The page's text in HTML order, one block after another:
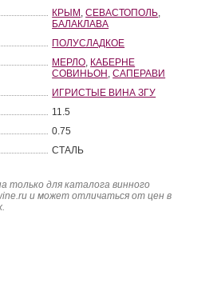
КРЫМ ,СЕВАСТОПОЛЬ
БАЛАКЛАВА
ПОЛУСЛАДКОЕ
МЕРЛО КАБЕРНЕ
СОВИНЬОН ,САПЕРАВИ
ИГРИСТЫЕ ВИНА ЗГУ
11.5
0.75
СТАЛЬ
только для каталога винного
и может отличаться от цен в